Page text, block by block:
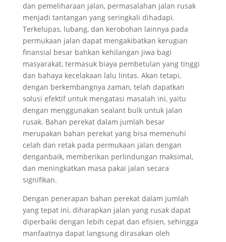
dan pemeliharaan jalan, permasalahan jalan rusak
menjadi tantangan yang seringkali dihadapi.
Terkelupas, lubang, dan kerobohan lainnya pada
permukaan jalan dapat mengakibatkan kerugian
finansial besar bahkan kehilangan jiwa bagi
masyarakat, termasuk biaya pembetulan yang tinggi
dan bahaya kecelakaan lalu lintas. Akan tetapi,
dengan berkembangnya zaman, telah dapatkan
solusi efektif untuk mengatasi masalah ini, yaitu
dengan menggunakan sealant bulk untuk jalan
rusak. Bahan perekat dalam jumlah besar
merupakan bahan perekat yang bisa memenuhi
celah dan retak pada permukaan jalan dengan
denganbaik, memberikan perlindungan maksimal,
dan meningkatkan masa pakai jalan secara
signifikan.
Dengan penerapan bahan perekat dalam jumlah
yang tepat ini, diharapkan jalan yang rusak dapat
diperbaiki dengan lebih cepat dan efisien, sehingga
manfaatnya dapat langsung dirasakan oleh